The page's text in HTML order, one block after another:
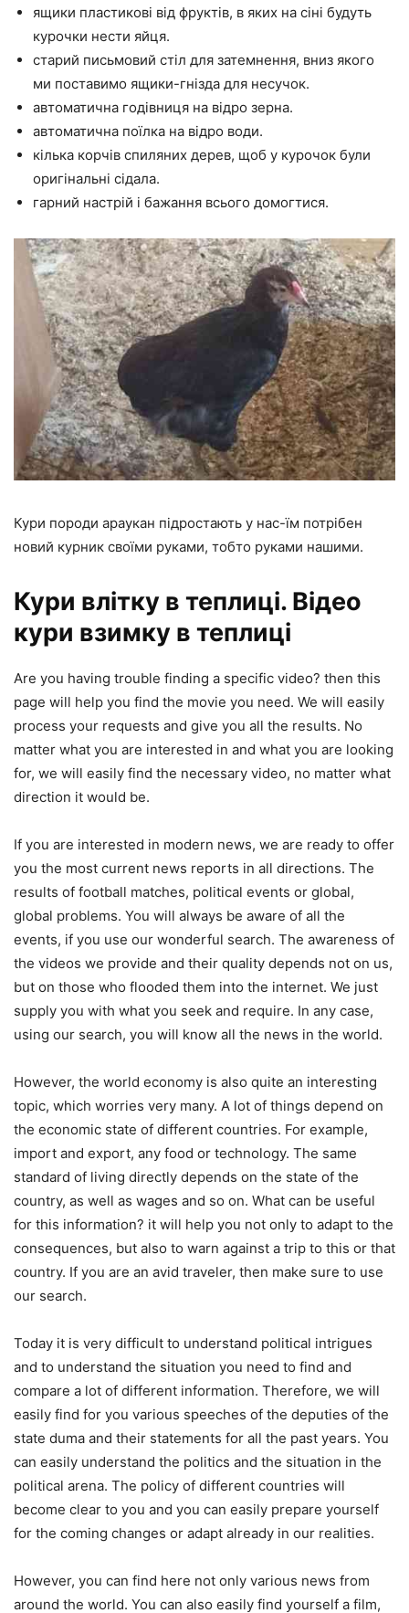
ящики пластикові від фруктів, в яких на сіні будуть
курочки нести яйця.
старий письмовий стіл для затемнення, вниз якого
ми поставимо ящики-гнізда для несучок.
автоматична годівниця на відро зерна.
автоматична поїлка на відро води.
кілька корчів спиляних дерев, щоб у курочок були
оригінальні сідала.
гарний настрій і бажання всього домогтися.
Кури породи араукан підростають у нас-їм потрібен
новий курник своїми руками, тобто руками нашими.
Кури влітку в теплиці. Відео
кури взимку в теплиці
Are you having trouble finding a specific video? then this
page will help you find the movie you need. We will easily
process your requests and give you all the results. No
matter what you are interested in and what you are looking
for, we will easily find the necessary video, no matter what
direction it would be.
If you are interested in modern news, we are ready to offer
you the most current news reports in all directions. The
results of football matches, political events or global,
global problems. You will always be aware of all the
events, if you use our wonderful search. The awareness of
the videos we provide and their quality depends not on us,
but on those who flooded them into the internet. We just
supply you with what you seek and require. In any case,
using our search, you will know all the news in the world.
However, the world economy is also quite an interesting
topic, which worries very many. A lot of things depend on
the economic state of different countries. For example,
import and export, any food or technology. The same
standard of living directly depends on the state of the
country, as well as wages and so on. What can be useful
for this information? it will help you not only to adapt to the
consequences, but also to warn against a trip to this or that
country. If you are an avid traveler, then make sure to use
our search.
Today it is very difficult to understand political intrigues
and to understand the situation you need to find and
compare a lot of different information. Therefore, we will
easily find for you various speeches of the deputies of the
state duma and their statements for all the past years. You
can easily understand the politics and the situation in the
political arena. The policy of different countries will
become clear to you and you can easily prepare yourself
for the coming changes or adapt already in our realities.
However, you can find here not only various news from
around the world. You can also easily find yourself a film,